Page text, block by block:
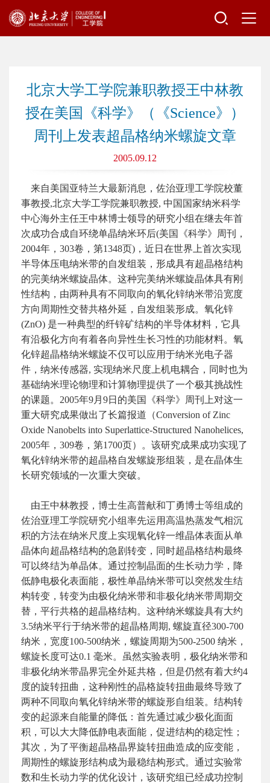
北京大学工学院兼职教授王中林教
授在美国《科学》（《Science》）
周刊上发表超晶格纳米螺旋文章
2005.09.12
来自美国亚特兰大最新消息，佐治亚理工学院校董
事教授,北京大学工学院兼职教授, 中国国家纳米科学
中心海外主任王中林博士领导的研究小组在继去年首
次成功合成自环绕单晶纳米环后(美国《科学》周刊，
2004年，303卷，第1348页)，近日在世界上首次实现
半导体压电纳米带的自发组装，形成具有超晶格结构
的完美纳米螺旋晶体。这种完美纳米螺旋晶体具有刚
性结构，由两种具有不同取向的氧化锌纳米带沿宽度
方向周期性交替共格外延，自发组装形成。氧化锌
(ZnO) 是一种典型的纤锌矿结构的半导体材料，它具
有沿极化方向有着各向异性生长习性的功能材料。氧
化锌超晶格纳米螺旋不仅可以应用于纳米光电子器
件，纳米传感器, 实现纳米尺度上机电耦合，同时也为
基础纳米理论物理和计算物理提供了一个极其挑战性
的课题。2005年9月9日的美国《科学》周刊上对这一
重大研究成果做出了长篇报道（Conversion of Zinc
Oxide Nanobelts into Superlattice-Structured Nanohelices,
2005年，309卷，第1700页）。该研究成果成功实现了
氧化锌纳米带的超晶格自发螺旋形组装，是在晶体生
长研究领域的一次重大突破。
由王中林教授，博士生高普献和丁勇博士等组成的
佐治亚理工学院研究小组率先运用高温热蒸发气相沉
积的方法在纳米尺度上实现氧化锌一维晶体表面从单
晶体向超晶格结构的急剧转变，同时超晶格结构最终
可以终结为单晶体。通过控制晶面的生长动力学，降
低静电极化表面能，极性单晶纳米带可以突然发生结
构转变，转变为由极化纳米带和非极化纳米带周期交
替，平行共格的超晶格结构。这种纳米螺旋具有大约
3.5纳米平行于纳米带的超晶格周期, 螺旋直径300-700
纳米，宽度100-500纳米，螺旋周期为500-2500 纳米，
螺旋长度可达0.1 毫米。虽然实验表明，极化纳米带和
非极化纳米带晶界完全外延共格，但是仍然有着大约4
度的旋转扭曲，这种刚性的晶格旋转扭曲最终导致了
两种不同取向氧化锌纳米带的螺旋形自组装。结构转
变的起源来自能量的降低：首先通过减少极化面面
积，可以大大降低静电表面能，促进结构的稳定性；
其次，为了平衡超晶格晶界旋转扭曲造成的应变能，
周期性的螺旋形结构成为最稳结构形式。通过实验常
数和生长动力学的优化设计，该研究组已经成功控制